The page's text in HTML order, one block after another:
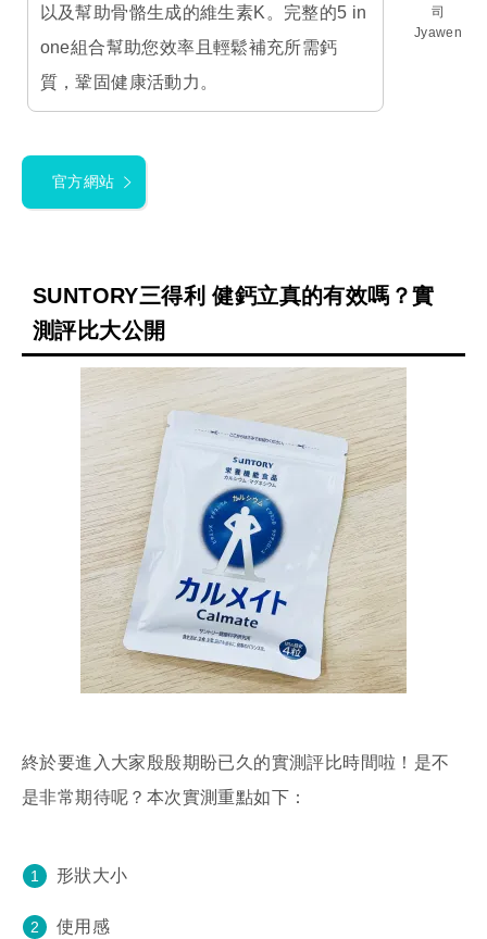
司
Jyawen
以及幫助骨骼生成的維生素K。完整的5 in
one組合幫助您效率且輕鬆補充所需鈣
質，鞏固健康活動力。
官方網站
SUNTORY三得利 健鈣立真的有效嗎？實
測評比大公開
終於要進入大家殷殷期盼已久的實測評比時間啦！是不
是非常期待呢？本次實測重點如下：
形狀大小
使用感